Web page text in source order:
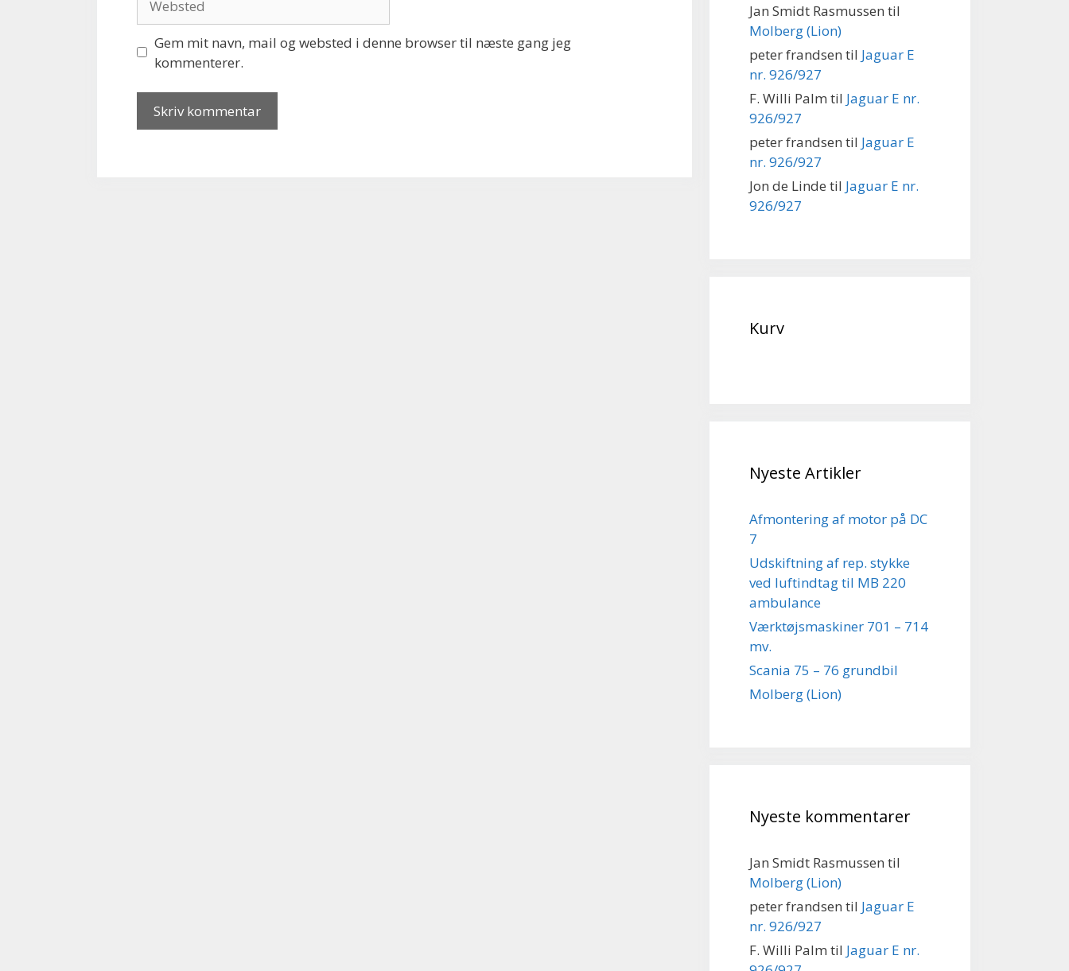
Gem mit navn, mail og websted i denne browser til næste gang jeg
kommenterer.
Jan Smidt Rasmussen til
Molberg (Lion)
peter frandsen til Jaguar E
nr. 926/927
F. Willi Palm til Jaguar E nr.
926/927
peter frandsen til Jaguar E
nr. 926/927
Jon de Linde til Jaguar E nr.
926/927
Kurv
Nyeste Artikler
Afmontering af motor på DC
7
Udskiftning af rep. stykke
ved luftindtag til MB 220
ambulance
Værktøjsmaskiner 701 – 714
mv.
Scania 75 – 76 grundbil
Molberg (Lion)
Nyeste kommentarer
Jan Smidt Rasmussen til
Molberg (Lion)
peter frandsen til Jaguar E
nr. 926/927
F. Willi Palm til Jaguar E nr.